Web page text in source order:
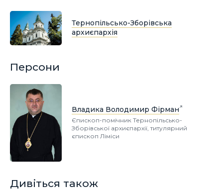
Тернопільсько-Зборівська
архиєпархія
Персони
Владика Володимир Фірман
Єпископ-помічник Тернопільсько-
Зборівської архиєпархії, титулярний
єпископ Ліміси
Дивіться також